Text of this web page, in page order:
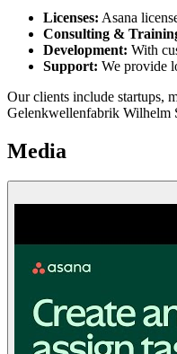
Licenses: Asana
Consulting &
Development: With
Support: We provide
Our clients include startups,
Gelenkwellenfabrik Wilhelm
Media